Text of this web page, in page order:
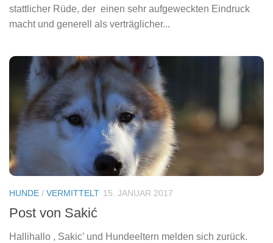
stattlicher Rüde, der einen sehr aufgeweckten Eindruck
macht und generell als verträglicher...
HUNDE / VERMITTELT 15. JANUAR 2017
Post von Sakić
Hallihallo , Sakic’ und Hundeeltern melden sich zurück.